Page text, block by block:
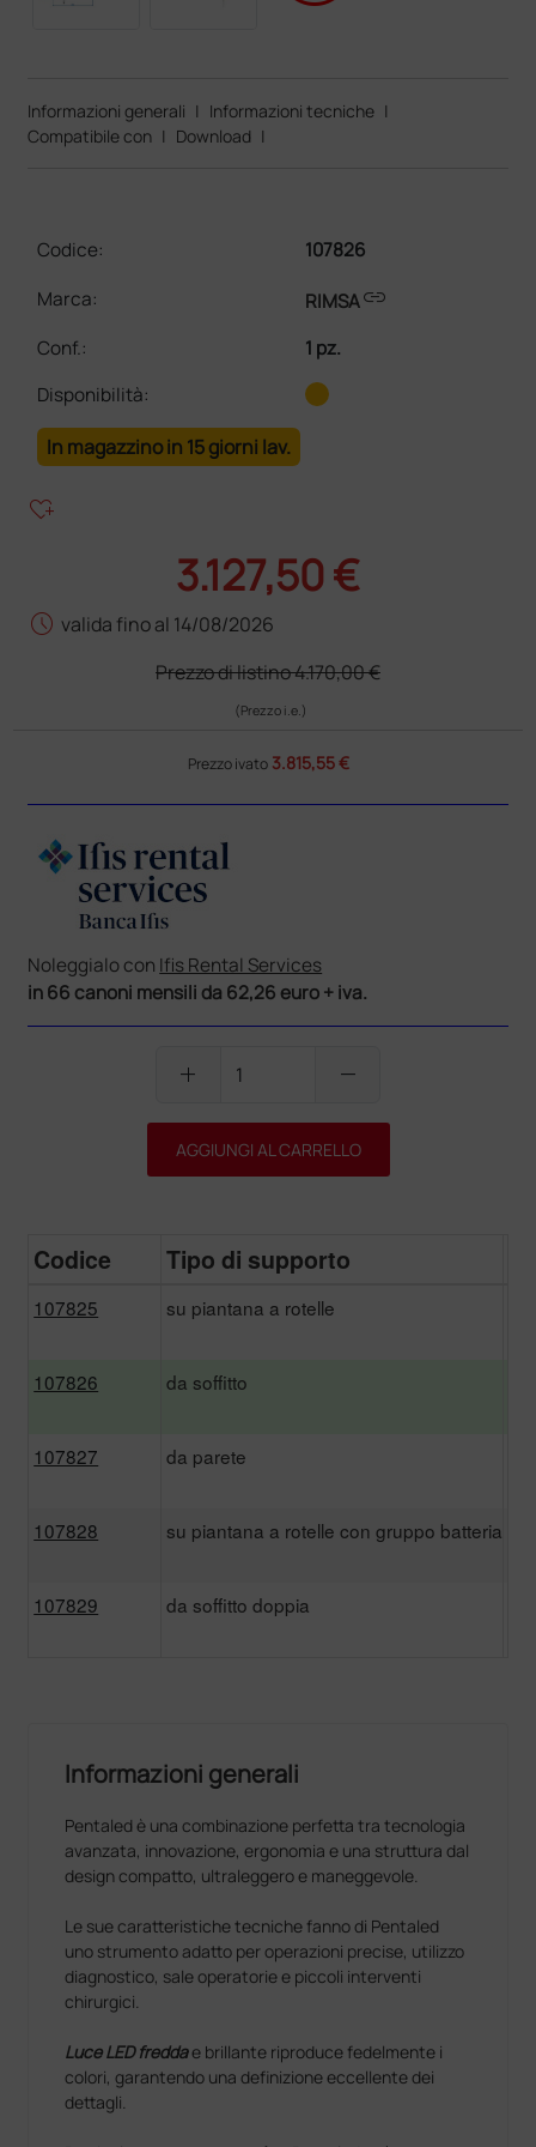
Informazioni generali | Informazioni tecniche |
Compatibile con | Download |
Codice:
107826
Marca:
RIMSAlink
Conf.:
1 pz.
Disponibilità:
In magazzino in 15 giorni lav.
heart_plus
3.127,50 €
schedule valida fino al 14/08/2026
Prezzo di listino4.170,00 €
(Prezzo i.e.)
Prezzo ivato 3.815,55 €
Noleggialo con Ifis Rental Services
in 66 canoni mensili da 62,26 euro + iva.
add remove
AGGIUNGI AL CARRELLO
Codice Tipo di supporto
107825 su piantana a rotelle
107826 da soffitto
107827 da parete
107828 su piantana a rotelle con gruppo batteria
107829 da soffitto doppia
Informazioni generali
Pentaled è una combinazione perfetta tra tecnologia
avanzata, innovazione, ergonomia e una struttura dal
design compatto, ultraleggero e maneggevole.
Le sue caratteristiche tecniche fanno di Pentaled
uno strumento adatto per operazioni precise, utilizzo
diagnostico, sale operatorie e piccoli interventi
chirurgici.
Luce LED freddae brillante riproduce fedelmente i
colori, garantendo una definizione eccellente dei
dettagli.